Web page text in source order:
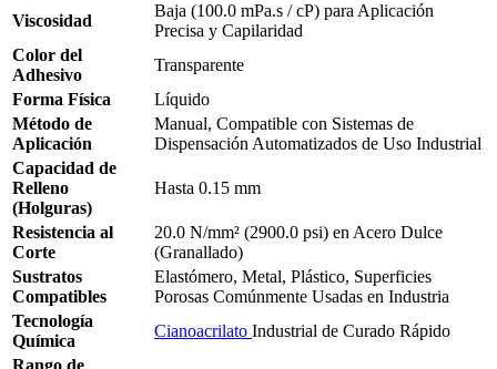
Viscosidad
Baja (100.0 mPa.s / cP) para Aplicación
Precisa y Capilaridad
Color del
Adhesivo
Transparente
Forma Física
Líquido
Método de
Aplicación
Manual, Compatible con Sistemas de
Dispensación Automatizados de Uso Industrial
Capacidad de
Relleno
(Holguras)
Hasta 0.15 mm
Resistencia al
Corte
20.0 N/mm² (2900.0 psi) en Acero Dulce
(Granallado)
Sustratos
Compatibles
Elastómero, Metal, Plástico, Superficies
Porosas Comúnmente Usadas en Industria
Tecnología
Química
Cianoacrilato Industrial de Curado Rápido